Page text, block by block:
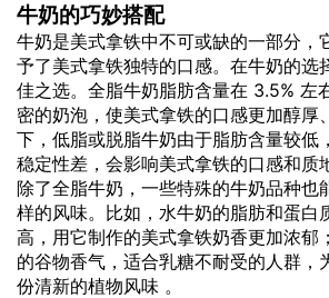
牛奶的巧妙搭配
牛奶是美式拿铁中不可或缺的一部分，
予了美式拿铁独特的口感。在牛奶的选
佳之选。全脂牛奶脂肪含量在 3.5% 左
密的奶泡，使美式拿铁的口感更加醇厚
下，低脂或脱脂牛奶由于脂肪含量较低
稳定性差，会影响美式拿铁的口感和质
除了全脂牛奶，一些特殊的牛奶品种也
样的风味。比如，水牛奶的脂肪和蛋白
高，用它制作的美式拿铁奶香更加浓郁
的谷物香气，适合乳糖不耐受的人群，
份清新的植物风味 。